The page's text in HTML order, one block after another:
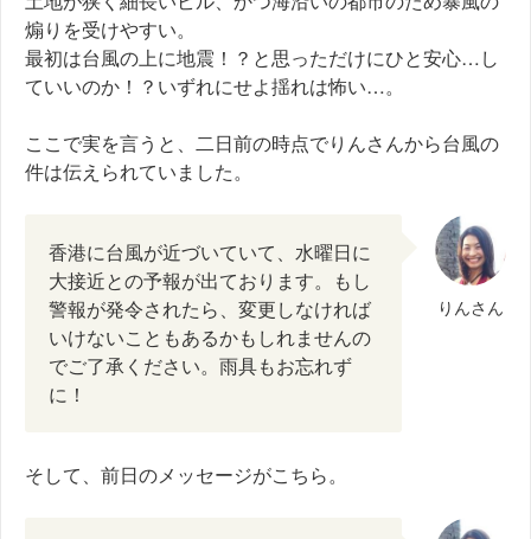
煽りを受けやすい。
最初は台風の上に地震！？と思っただけにひと安心…し
ていいのか！？いずれにせよ揺れは怖い…。
ここで実を言うと、二日前の時点でりんさんから台風の
件は伝えられていました。
りんさん
香港に台風が近づいていて、水曜日に
大接近との予報が出ております。もし
警報が発令されたら、変更しなければ
いけないこともあるかもしれませんの
でご了承ください。雨具もお忘れず
に！
そして、前日のメッセージがこちら。